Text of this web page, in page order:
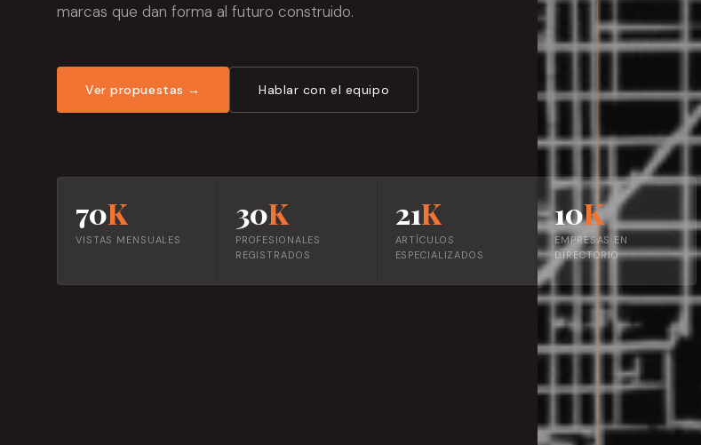
marcas que dan forma al futuro construido.
Ver propuestas → Hablar con el equipo
70K
VISTAS MENSUALES
30K
PROFESIONALES
REGISTRADOS
21K
ARTÍCULOS
ESPECIALIZADOS
10K
EMPRESAS EN
DIRECTORIO